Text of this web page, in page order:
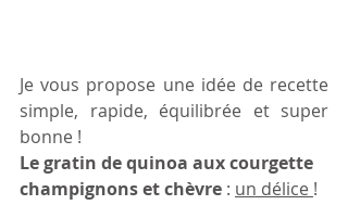
Je vous propose une idée de recette
simple, rapide, équilibrée et super
bonne !
Le gratin de quinoa aux courgette
champignons et chèvre : un délice !